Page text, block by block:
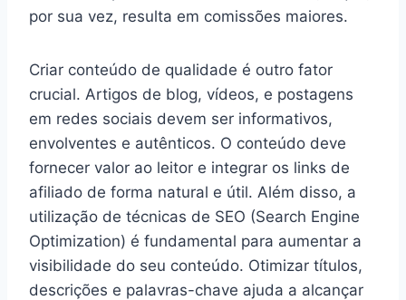
por sua vez, resulta em comissões maiores.
Criar conteúdo de qualidade é outro fator
crucial. Artigos de blog, vídeos, e postagens
em redes sociais devem ser informativos,
envolventes e autênticos. O conteúdo deve
fornecer valor ao leitor e integrar os links de
afiliado de forma natural e útil. Além disso, a
utilização de técnicas de SEO (Search Engine
Optimization) é fundamental para aumentar a
visibilidade do seu conteúdo. Otimizar títulos,
descrições e palavras-chave ajuda a alcançar